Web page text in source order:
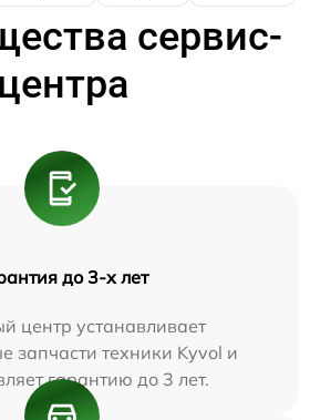
сервис-
центра
до 3-х лет
центр устанавливает
запчасти техники Kyvol и
гарантию до 3 лет.